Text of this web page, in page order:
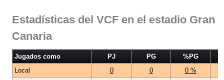
Estadísticas del VCF en el estadio Gran
Canaria
Jugados como PJ PG
%PG
Local
0 0
0 %